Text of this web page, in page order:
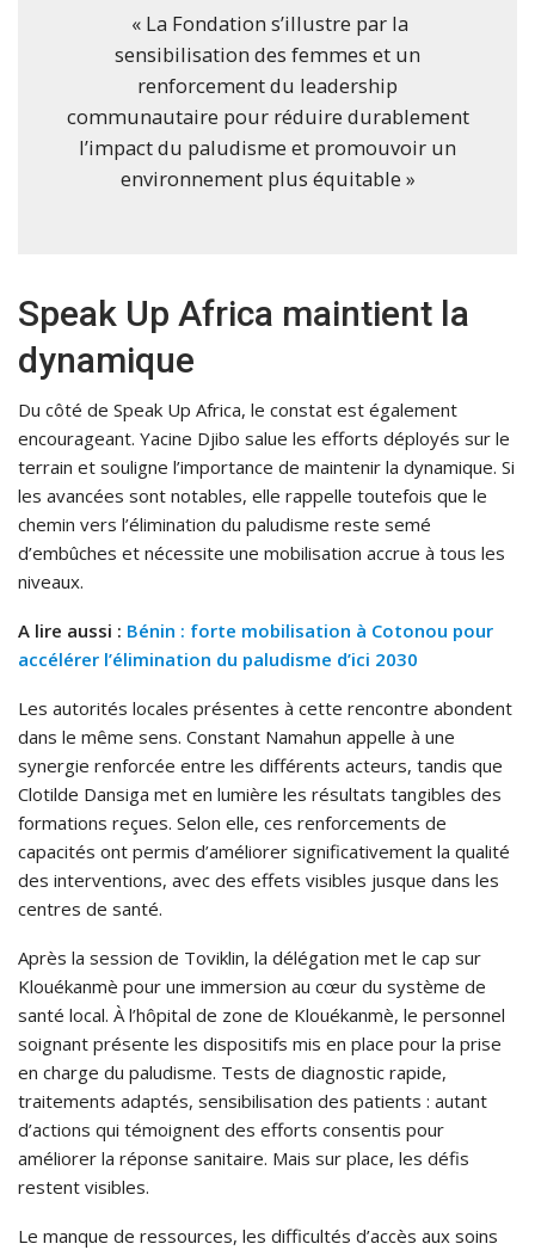
« La Fondation s’illustre par la
sensibilisation des femmes et un
renforcement du leadership
communautaire pour réduire durablement
l’impact du paludisme et promouvoir un
environnement plus équitable »
Speak Up Africa maintient la
dynamique
Du côté de Speak Up Africa, le constat est également
encourageant. Yacine Djibo salue les efforts déployés sur le
terrain et souligne l’importance de maintenir la dynamique. Si
les avancées sont notables, elle rappelle toutefois que le
chemin vers l’élimination du paludisme reste semé
d’embûches et nécessite une mobilisation accrue à tous les
niveaux.
A lire aussi : Bénin : forte mobilisation à Cotonou pour
accélérer l’élimination du paludisme d’ici 2030
Les autorités locales présentes à cette rencontre abondent
dans le même sens. Constant Namahun appelle à une
synergie renforcée entre les différents acteurs, tandis que
Clotilde Dansiga met en lumière les résultats tangibles des
formations reçues. Selon elle, ces renforcements de
capacités ont permis d’améliorer significativement la qualité
des interventions, avec des effets visibles jusque dans les
centres de santé.
Après la session de Toviklin, la délégation met le cap sur
Klouékanmè pour une immersion au cœur du système de
santé local. À l’hôpital de zone de Klouékanmè, le personnel
soignant présente les dispositifs mis en place pour la prise
en charge du paludisme. Tests de diagnostic rapide,
traitements adaptés, sensibilisation des patients : autant
d’actions qui témoignent des efforts consentis pour
améliorer la réponse sanitaire. Mais sur place, les défis
restent visibles.
Le manque de ressources, les difficultés d’accès aux soins